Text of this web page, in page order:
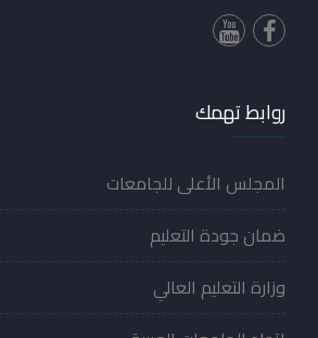
روابط تهمك
المجلس الأعلى للجامعات
ضمان جودة التعليم
وزارة التعليم العالي